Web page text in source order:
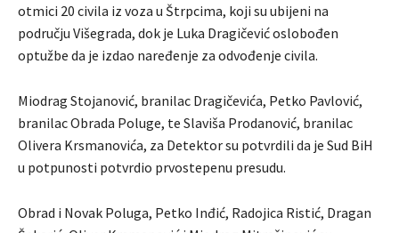
otmici 20 civila iz voza u Štrpcima, koji su ubijeni na
području Višegrada, dok je Luka Dragičević oslobođen
optužbe da je izdao naređenje za odvođenje civila.
Miodrag Stojanović, branilac Dragičevića, Petko Pavlović,
branilac Obrada Poluge, te Slaviša Prodanović, branilac
Olivera Krsmanovića, za Detektor su potvrdili da je Sud BiH
u potpunosti potvrdio prvostepenu presudu.
Obrad i Novak Poluga, Petko Inđić, Radojica Ristić, Dragan